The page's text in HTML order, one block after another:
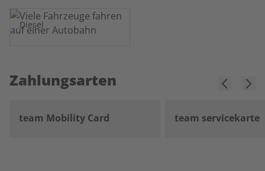
Diesel
Zahlungsarten
team Mobility Card team servicekarte